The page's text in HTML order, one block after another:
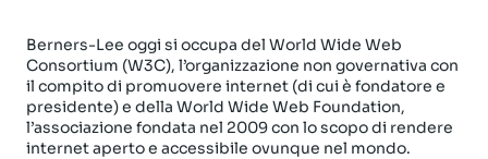
Berners-Lee oggi si occupa del World Wide Web
Consortium (W3C), l’organizzazione non governativa con
il compito di promuovere internet (di cui è fondatore e
presidente) e della World Wide Web Foundation,
l’associazione fondata nel 2009 con lo scopo di rendere
internet aperto e accessibile ovunque nel mondo.